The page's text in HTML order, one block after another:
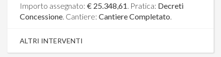
Importo assegnato: € 25.348,61. Pratica: Decreti
Concessione. Cantiere: Cantiere Completato.
ALTRI INTERVENTI